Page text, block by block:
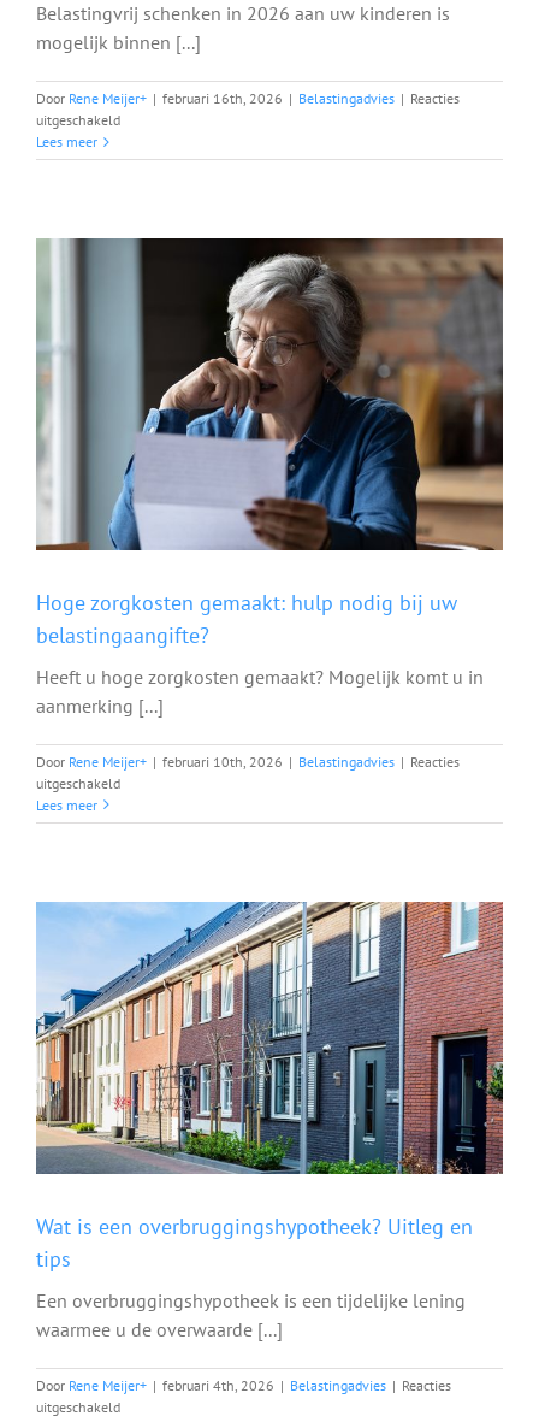
Belastingvrij schenken in 2026 aan uw kinderen is
mogelijk binnen [...]
Door Rene Meijer+ | februari 16th, 2026 | Belastingadvies | Reacties
uitgeschakeldvoor
schenken
Lees meer
Hoge zorgkosten gemaakt: hulp nodig bij uw
belastingaangifte?
Heeft u hoge zorgkosten gemaakt? Mogelijk komt u in
aanmerking [...]
Door Rene Meijer+ | februari 10th, 2026 | Belastingadvies | Reacties
uitgeschakeldvoor
zorgkosten
bij
belastingaangifte?
Lees meer
Wat is een overbruggingshypotheek? Uitleg en
tips
Een overbruggingshypotheek is een tijdelijke lening
waarmee u de overwaarde [...]
Door Rene Meijer+ | februari 4th, 2026 | Belastingadvies | Reacties
uitgeschakeldvoor